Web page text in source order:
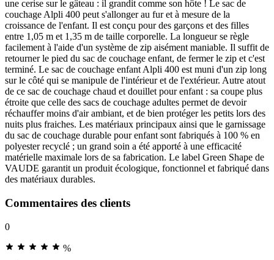
une cerise sur le gâteau : il grandit comme son hôte ! Le sac de
couchage Alpli 400 peut s'allonger au fur et à mesure de la
croissance de l'enfant. Il est conçu pour des garçons et des filles
entre 1,05 m et 1,35 m de taille corporelle. La longueur se règle
facilement à l'aide d'un système de zip aisément maniable. Il suffit de
retourner le pied du sac de couchage enfant, de fermer le zip et c'est
terminé. Le sac de couchage enfant Alpli 400 est muni d'un zip long
sur le côté qui se manipule de l'intérieur et de l'extérieur. Autre atout
de ce sac de couchage chaud et douillet pour enfant : sa coupe plus
étroite que celle des sacs de couchage adultes permet de devoir
réchauffer moins d'air ambiant, et de bien protéger les petits lors des
nuits plus fraiches. Les matériaux principaux ainsi que le garnissage
du sac de couchage durable pour enfant sont fabriqués à 100 % en
polyester recyclé ; un grand soin a été apporté à une efficacité
matérielle maximale lors de sa fabrication. Le label Green Shape de
VAUDE garantit un produit écologique, fonctionnel et fabriqué dans
des matériaux durables.
Commentaires des clients
0
%